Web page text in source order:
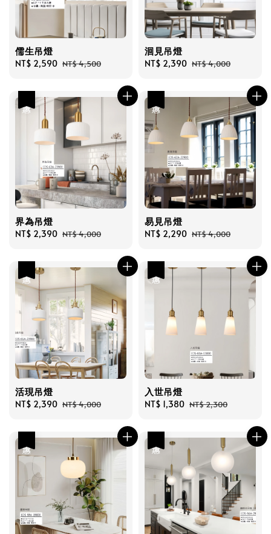
儒生吊燈
Sale
NT$ 2,590 Regular
NT$ 4,500
洄見吊燈
Sale
NT$ 2,390 Regular
NT$ 4,000
界為吊燈
Sale
NT$ 2,390 Regular
NT$ 4,000
易見吊燈
Sale
NT$ 2,290 Regular
NT$ 4,000
活現吊燈
Sale
NT$ 2,390 Regular
NT$ 4,000
入世吊燈
Sale
NT$ 1,380 Regular
NT$ 2,300